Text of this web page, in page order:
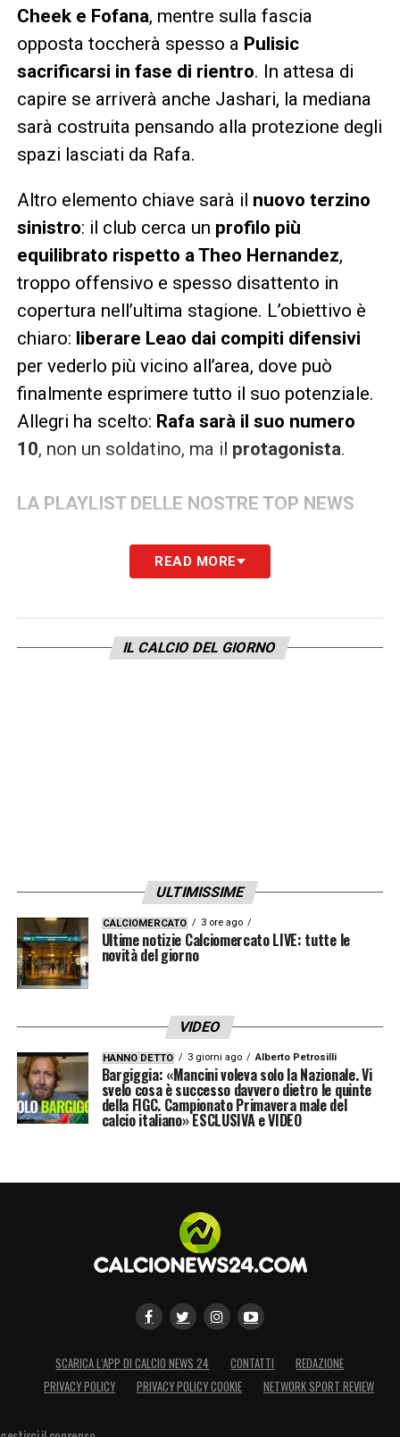
Cheek e Fofana, mentre sulla fascia
opposta toccherà spesso a Pulisic
sacrificarsi in fase di rientro. In attesa di
capire se arriverà anche Jashari, la mediana
sarà costruita pensando alla protezione degli
spazi lasciati da Rafa.
Altro elemento chiave sarà il nuovo terzino
sinistro: il club cerca un profilo più
equilibrato rispetto a Theo Hernandez,
troppo offensivo e spesso disattento in
copertura nell’ultima stagione. L’obiettivo è
chiaro: liberare Leao dai compiti difensivi
per vederlo più vicino all’area, dove può
finalmente esprimere tutto il suo potenziale.
Allegri ha scelto: Rafa sarà il suo numero
10, non un soldatino, ma il protagonista.
LA PLAYLIST DELLE NOSTRE TOP NEWS
READ MORE
IL CALCIO DEL GIORNO
ULTIMISSIME
CALCIOMERCATO 3 ore ago
Ultime notizie Calciomercato LIVE: tutte le
novità del giorno
VIDEO
HANNO DETTO 3 giorni ago Alberto Petrosilli
Bargiggia: «Mancini voleva solo la Nazionale. Vi
svelo cosa è successo davvero dietro le quinte
della FIGC. Campionato Primavera male del
calcio italiano» ESCLUSIVA e VIDEO
SCARICA L’APP DI CALCIO NEWS 24 CONTATTI
REDAZIONE
PRIVACY POLICY
PRIVACY POLICY COOKIE NETWORK SPORT REVIEW